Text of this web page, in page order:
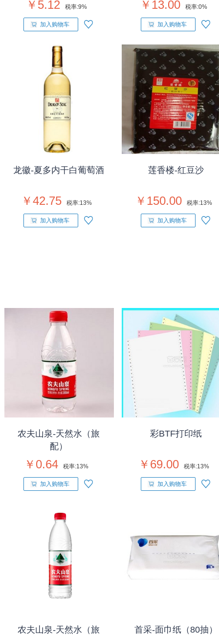
￥5.12 税率:9%
加入购物车
￥13.00 税率:0%
加入购物车
龙徽-夏多内干白葡萄酒
￥42.75 税率:13%
加入购物车
莲香楼-红豆沙
￥150.00 税率:13%
加入购物车
农夫山泉-天然水（旅
配）
￥0.64 税率:13%
加入购物车
彩BTF打印纸
￥69.00 税率:13%
加入购物车
农夫山泉-天然水（旅
首采-面巾纸（80抽）